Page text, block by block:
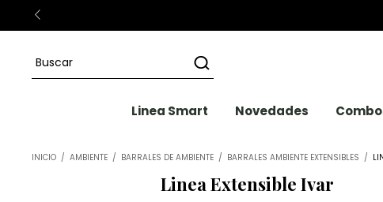
Linea Smart Novedades
INICIO / AMBIENTE / BARRALES DE AMBIENTE / BARRALES AMBIENTE EXTENSIBLES /
Linea Extensible Ivar